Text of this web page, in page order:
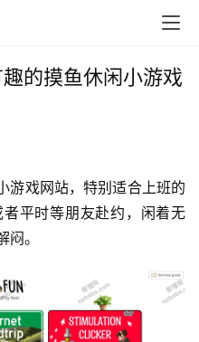
的摸鱼休闲小游戏
游戏网站，特别适合上班的
平时等朋友赴约，闲着无
。